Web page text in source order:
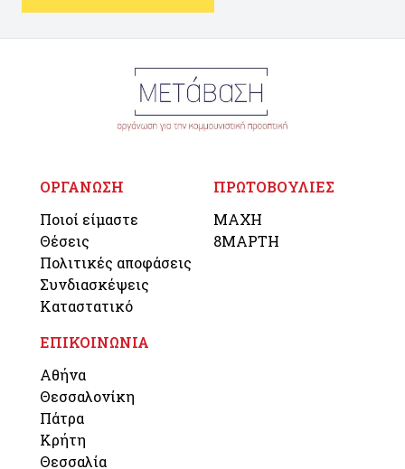
ΟΡΓΑΝΩΣΗ
Ποιοί είμαστε
Θέσεις
Πολιτικές αποφάσεις
Συνδιασκέψεις
Καταστατικό
ΠΡΩΤΟΒΟΥΛΙΕΣ
ΜΑΧΗ
8ΜΑΡΤΗ
ΕΠΙΚΟΙΝΩΝΙΑ
Αθήνα
Θεσσαλονίκη
Πάτρα
Κρήτη
Θεσσαλία